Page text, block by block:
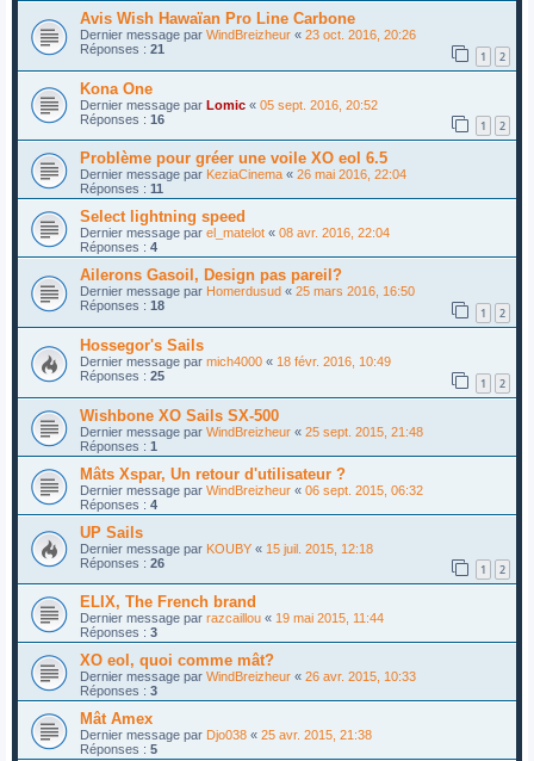
Avis Wish Hawaïan Pro Line Carbone
Dernier message par WindBreizheur « 23 oct. 2016, 20:26
Réponses : 21 1 2
Kona One
Dernier message par Lomic « 05 sept. 2016, 20:52
Réponses : 16 1 2
Problème pour gréer une voile XO eol 6.5
Dernier message par KeziaCinema « 26 mai 2016, 22:04
Réponses : 11
Select lightning speed
Dernier message par el_matelot « 08 avr. 2016, 22:04
Réponses : 4
Ailerons Gasoil, Design pas pareil?
Dernier message par Homerdusud « 25 mars 2016, 16:50
Réponses : 18 1 2
Hossegor's Sails
Dernier message par mich4000 « 18 févr. 2016, 10:49
Réponses : 25 1 2
Wishbone XO Sails SX-500
Dernier message par WindBreizheur « 25 sept. 2015, 21:48
Réponses : 1
Mâts Xspar, Un retour d'utilisateur ?
Dernier message par WindBreizheur « 06 sept. 2015, 06:32
Réponses : 4
UP Sails
Dernier message par KOUBY « 15 juil. 2015, 12:18
Réponses : 26 1 2
ELIX, The French brand
Dernier message par razcaillou « 19 mai 2015, 11:44
Réponses : 3
XO eol, quoi comme mât?
Dernier message par WindBreizheur « 26 avr. 2015, 10:33
Réponses : 3
Mât Amex
Dernier message par Djo038 « 25 avr. 2015, 21:38
Réponses : 5